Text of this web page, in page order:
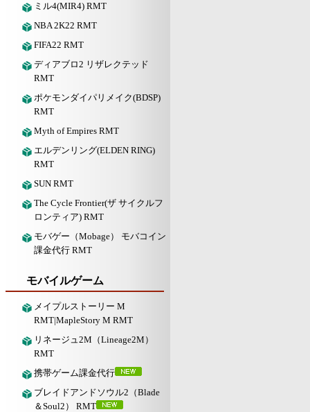
ミル4(MIR4) RMT
NBA 2K22 RMT
FIFA22 RMT
ディアブロ2 リザレクテッド
RMT
ポケモンダイパリメイク(BDSP)
RMT
Myth of Empires RMT
エルデンリング(ELDEN RING)
RMT
SUN RMT
The Cycle Frontier(ザ サイクルフ
ロンティア) RMT
モバゲー（Mobage） モバコイン
課金代行 RMT
モバイルゲーム
メイプルストーリー M
RMT|MapleStory M RMT
リネージュ2M（Lineage2M）
RMT
携帯ゲーム課金代行
ブレイドアンドソウル2（Blade
＆Soul2） RMT